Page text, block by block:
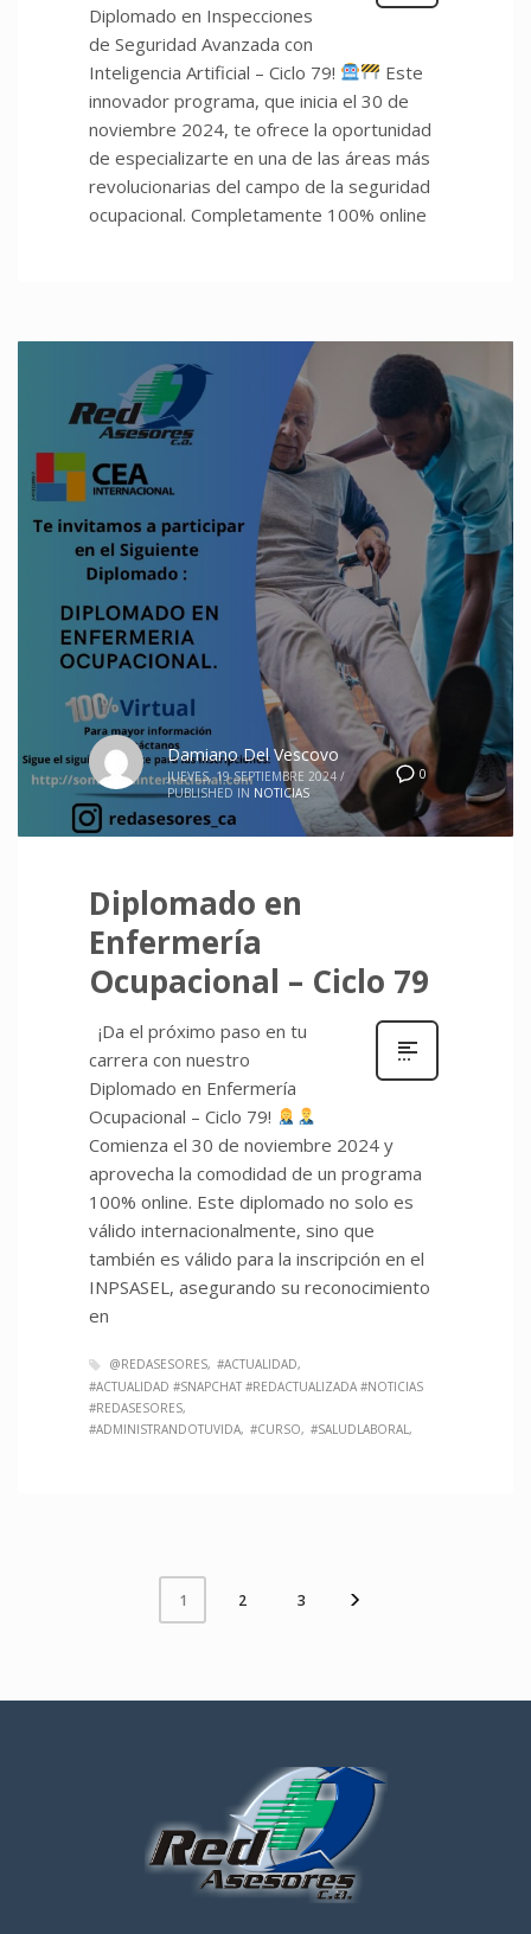
Diplomado en Inspecciones
de Seguridad Avanzada con
Inteligencia Artificial – Ciclo 79!
Este
innovador programa, que inicia el 30 de
noviembre 2024, te ofrece la oportunidad
de especializarte en una de las áreas más
revolucionarias del campo de la seguridad
ocupacional. Completamente 100% online
0
Damiano Del Vescovo
JUEVES, 19 SEPTIEMBRE 2024 /
PUBLISHED IN NOTICIAS
Diplomado en
Enfermería
Ocupacional – Ciclo 79
¡Da el próximo paso en tu
carrera con nuestro
Diplomado en Enfermería
Ocupacional – Ciclo 79!
Comienza el 30 de noviembre 2024 y
aprovecha la comodidad de un programa
100% online. Este diplomado no solo es
válido internacionalmente, sino que
también es válido para la inscripción en el
INPSASEL, asegurando su reconocimiento
en
@REDASESORES #ACTUALIDAD
#ACTUALIDAD #SNAPCHAT #REDACTUALIZADA #NOTICIAS
#REDASESORES
#ADMINISTRANDOTUVIDA #CURSO #SALUDLABORAL
1 2 3